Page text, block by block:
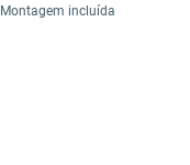
Montagem incluída